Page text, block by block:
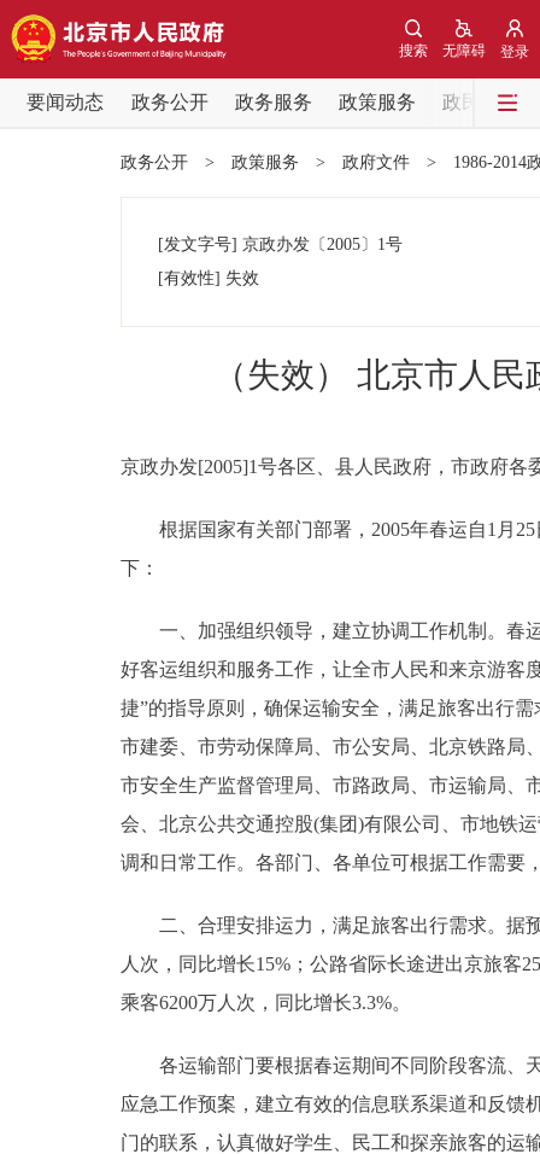
登录
无障碍
搜索
要闻动态 政务公开 政务服务 政策服务
政民互动
党中央精神
市领导
政策兑现
政务服务
便民服务
中介服务
政民互动
12345网上接诉即办
参与调查
政务公开 > 政策服务 > 政府文件 > 1986-2014
[发文字号] 京政办发 〔2005〕 1号
[有效性] 失效
（失效） 北京市人
京政办发[2005]1号各区、县人民政府，市政府各
根据国家有关部门部署，2005年春运自1月25
下：
一、加强组织领导，建立协调工作机制。春运
好客运组织和服务工作，让全市人民和来京游客
捷”的指导原则，确保运输安全，满足旅客出行
市建委、市劳动保障局、市公安局、北京铁路局
市安全生产监督管理局、市路政局、市运输局、
会、北京公共交通控股(集团)有限公司、市地铁
调和日常工作。各部门、各单位可根据工作需要
二、合理安排运力，满足旅客出行需求。据预
人次，同比增长15%；公路省际长途进出京旅客
乘客6200万人次，同比增长3.3%。
各运输部门要根据春运期间不同阶段客流、天
应急工作预案，建立有效的信息联系渠道和反馈
门的联系，认真做好学生、民工和探亲旅客的运